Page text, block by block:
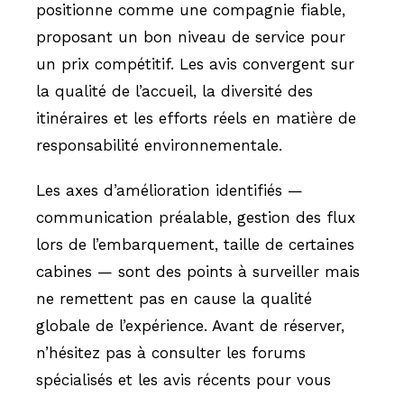
positionne comme une compagnie fiable,
proposant un bon niveau de service pour
un prix compétitif. Les avis convergent sur
la qualité de l’accueil, la diversité des
itinéraires et les efforts réels en matière de
responsabilité environnementale.
Les axes d’amélioration identifiés —
communication préalable, gestion des flux
lors de l’embarquement, taille de certaines
cabines — sont des points à surveiller mais
ne remettent pas en cause la qualité
globale de l’expérience. Avant de réserver,
n’hésitez pas à consulter les forums
spécialisés et les avis récents pour vous